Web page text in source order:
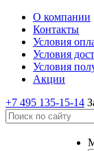
О компании
Контакты
Условия
Условия
Условия
Акции
+7 495 135-15-14